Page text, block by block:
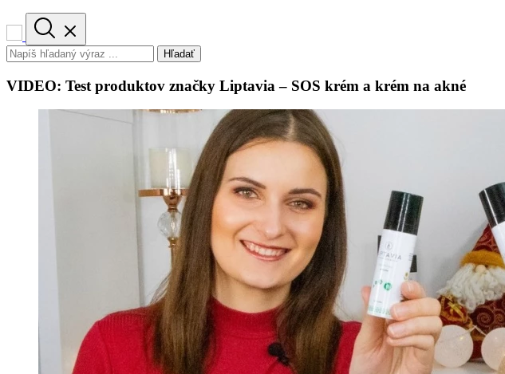
Hľadať
VIDEO: Test produktov značky Liptavia – SOS krém a krém na akné